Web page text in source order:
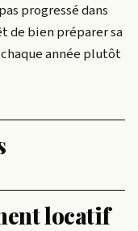
progressé dans
de bien préparer sa
année plutôt
locatif